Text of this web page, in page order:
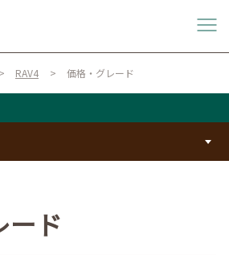
RAV4 価格・グレード
ード